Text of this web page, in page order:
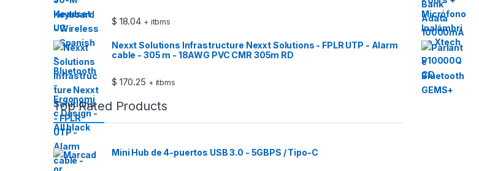
$ 18.04 + itbms
Nexxt Solutions Infrastructure Nexxt Solutions - FPLR UTP - Alarm
cable - 305 m - 18AWG PVC CMR 305m RD
$ 170.25 + itbms
Top Rated Products
Mini Hub de 4-puertos USB 3.0 - 5GBPS / Tipo-C